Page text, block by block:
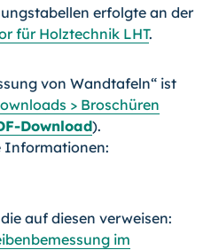
erfolgte an der
für Holztechnik LHT.
von Wandtafeln“ ist
> Broschüren
Download).
Informationen:
auf diesen verweisen:
im